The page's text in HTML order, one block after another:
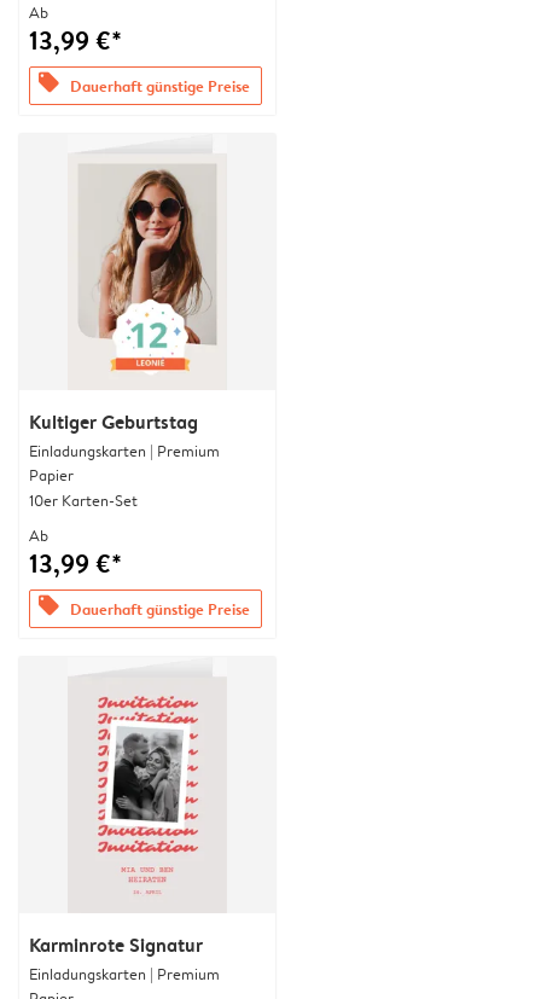
Ab
13,99 €*
offers Dauerhaft günstige Preise
Kultiger Geburtstag
Einladungskarten | Premium
Papier
10er Karten-Set
Ab
13,99 €*
offers Dauerhaft günstige Preise
Karminrote Signatur
Einladungskarten | Premium